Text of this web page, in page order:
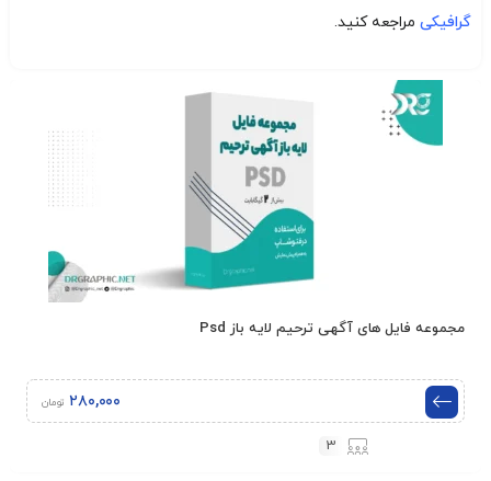
گرافیکی مراجعه کنید.
مجموعه فایل های آگهی ترحیم لایه باز Psd
۲۸۰,۰۰۰ تومان
3